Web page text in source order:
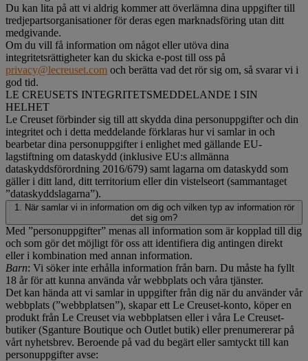
Du kan lita på att vi aldrig kommer att överlämna dina uppgifter till
tredjepartsorganisationer för deras egen marknadsföring utan ditt
medgivande.
Om du vill få information om något eller utöva dina
integritetsrättigheter kan du skicka e-post till oss på
privacy@lecreuset.com och berätta vad det rör sig om, så svarar vi i
god tid.
LE CREUSETS INTEGRITETSMEDDELANDE I SIN
HELHET
Le Creuset förbinder sig till att skydda dina personuppgifter och din
integritet och i detta meddelande förklaras hur vi samlar in och
bearbetar dina personuppgifter i enlighet med gällande EU-
lagstiftning om dataskydd (inklusive EU:s allmänna
dataskyddsförordning 2016/679) samt lagarna om dataskydd som
gäller i ditt land, ditt territorium eller din vistelseort (sammantaget
”dataskyddslagarna”).
1. När samlar vi in information om dig och vilken typ av information rör
det sig om?
Med ”personuppgifter” menas all information som är kopplad till dig
och som gör det möjligt för oss att identifiera dig antingen direkt
eller i kombination med annan information.
Barn: Vi söker inte erhålla information från barn. Du måste ha fyllt
18 år för att kunna använda vår webbplats och våra tjänster.
Det kan hända att vi samlar in uppgifter från dig när du använder vår
webbplats (”webbplatsen”), skapar ett Le Creuset-konto, köper en
produkt från Le Creuset via webbplatsen eller i våra Le Creuset-
butiker (Sganture Boutique och Outlet butik) eller prenumererar på
vårt nyhetsbrev. Beroende på vad du begärt eller samtyckt till kan
personuppgifter avse: